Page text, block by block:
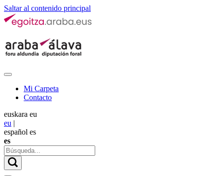
Saltar al contenido principal
Mi Carpeta
Contacto
euskara eu
eu |
español es
es